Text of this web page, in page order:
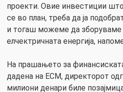
проекти. Овие инвестиции
се во план, треба да ја
и тогаш можеме да зборуваме
елчектричната енергија,
На прашањето за
дадена на ЕСМ, директорот
милиони денари биле